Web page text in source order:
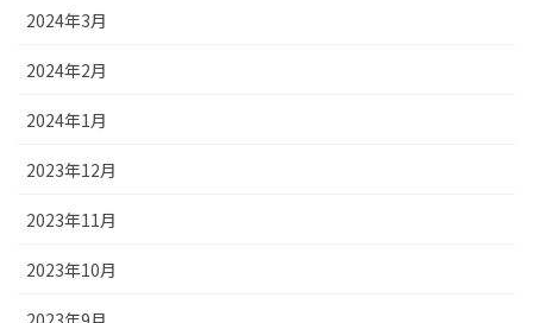
2024年3月
2024年2月
2024年1月
2023年12月
2023年11月
2023年10月